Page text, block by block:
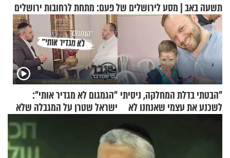
תשעה באב | מסע לירושלים של פעם: מתחת לרחובות ירושלים
"הבטתי בדלת המחלקה, ניסיתי
לשכנע את עצמי שאנחנו לא
"הגמגום לא מגדיר אותי":
ישראל שטרן על המגבלה שלא